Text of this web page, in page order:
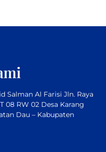
Salman Al Farisi Jln. Raya
08 RW 02 Desa Karang
Dau – Kabupaten